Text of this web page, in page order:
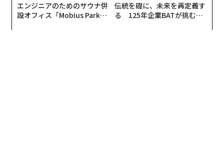
エンジニアのためのサウナ併
設オフィス「Mobius Park」
伝統を礎に、未来を再定義す
る 125年企業BATが挑むス